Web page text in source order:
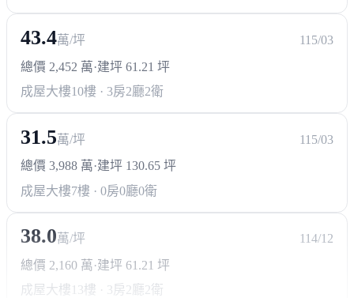
43.4萬/坪
115/03
總價 2,452 萬·建坪 61.21 坪
成屋大樓10樓 · 3房2廳2衛
31.5萬/坪
115/03
總價 3,988 萬·建坪 130.65 坪
成屋大樓7樓 · 0房0廳0衛
38.0萬/坪
114/12
總價 2,160 萬 ·建坪 61.21 坪
成屋大樓 13樓 · 3房2廳2衛